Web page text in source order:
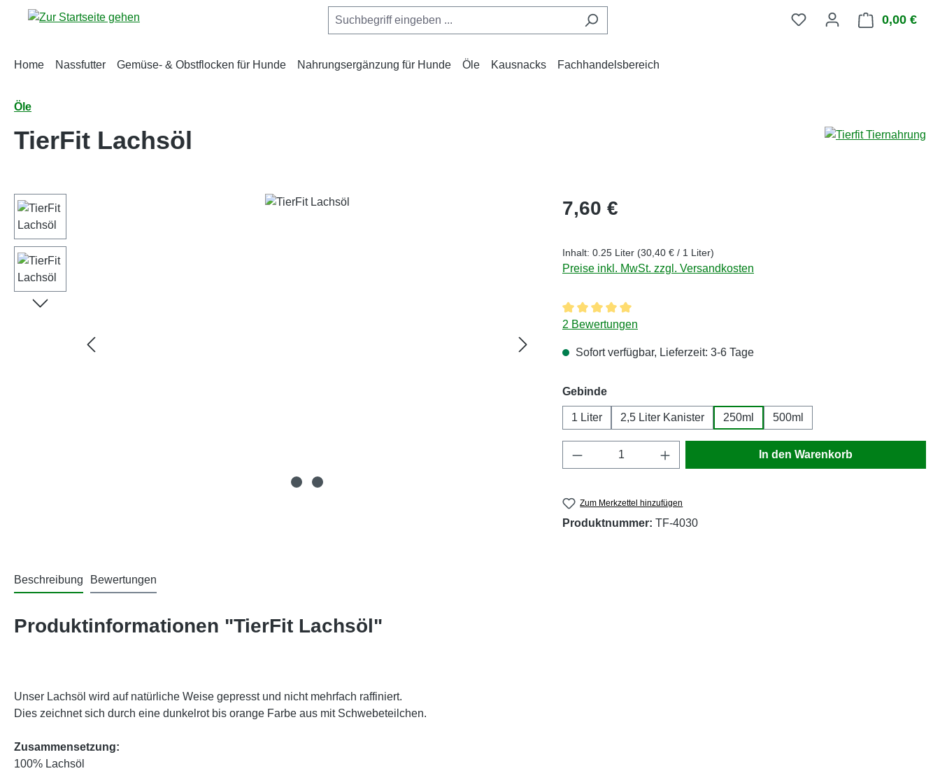
Hauptinhalt springen
Zur Suche springen
Zur Hauptnavigation springen 0,00 €
Home Nassfutter Gemüse- & Obstflocken für Hunde Nahrungsergänzung für Hunde Öle Kausnacks Fachhandelsbereich
Öle
TierFit Lachsöl
Bildergalerie überspringen Regulärer Preis:
7,60 €
Inhalt: 0.25 Liter (30,40 € / 1 Liter)
Preise inkl. MwSt. zzgl. Versandkosten
Durchschnittliche Bewertung von 5 von 5 Sternen
2 Bewertungen
Sofort verfügbar, Lieferzeit: 3-6 Tage
Gebindeauswählen
1 Liter 2,5 Liter Kanister 250ml 500ml
Produkt Anzahl: Gib den gewünschten Wert ein
In den Warenkorb
Zum Merkzettel hinzufügen
Produktnummer: TF-4030
Beschreibung Bewertungen
Produktinformationen "TierFit Lachsöl"
Unser Lachsöl wird auf natürliche Weise gepresst und nicht mehrfach raffiniert.
Dies zeichnet sich durch eine dunkelrot bis orange Farbe aus mit Schwebeteilchen.
Zusammensetzung:
100% Lachsöl